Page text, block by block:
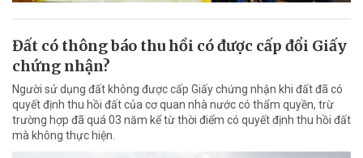
Đất có thông báo thu hồi có được cấp đổi Giấy
chứng nhận?
Người sử dụng đất không được cấp Giấy chứng nhận khi đất đã có
quyết định thu hồi đất của cơ quan nhà nước có thẩm quyền, trừ
trường hợp đã quá 03 năm kể từ thời điểm có quyết định thu hồi đất
mà không thực hiện.